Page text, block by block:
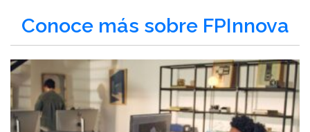
Conoce más sobre FPInnova